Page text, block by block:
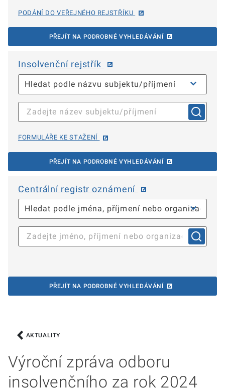
PODÁNÍ DO VEŘEJNÉHO REJSTŘÍKU
PŘEJÍT NA PODROBNÉ VYHLEDÁVÁNÍ
Insolvenční rejstřík
FORMULÁŘE KE STAŽENÍ
PŘEJÍT NA PODROBNÉ VYHLEDÁVÁNÍ
Centrální registr oznámení
PŘEJÍT NA PODROBNÉ VYHLEDÁVÁNÍ
AKTUALITY
Výroční zpráva odboru
insolvenčního za rok 2024